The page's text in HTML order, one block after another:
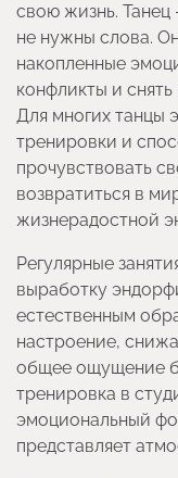
свою жизнь.
не нужны слова.
накопленные
конфликты и
Для многих танцы
тренировки и
прочувствовать
возвратиться в
жизнерадостной
Регулярные
выработку
естественным
настроение,
общее ощущение
тренировка в
эмоциональный
представляет